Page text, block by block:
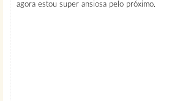
agora estou super ansiosa pelo próximo.